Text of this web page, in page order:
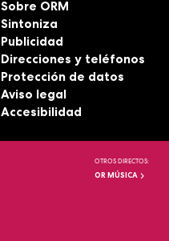
Sobre ORM
Sintoniza
Publicidad
Direcciones y teléfonos
Protección de datos
Aviso legal
Accesibilidad
OTROS DIRECTOS:
OR MÚSICA